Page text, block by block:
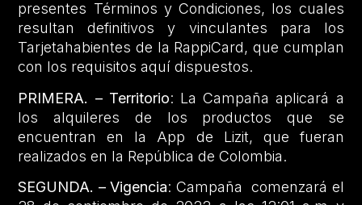
presentes Términos y Condiciones, los cuales
resultan definitivos y vinculantes para los
Tarjetahabientes de la RappiCard, que cumplan
con los requisitos aquí dispuestos.
PRIMERA. – Territorio: La Campaña aplicará a
los alquileres de los productos que se
encuentran en la App de Lizit, que fueran
realizados en la República de Colombia.
SEGUNDA. – Vigencia: Campaña comenzará el